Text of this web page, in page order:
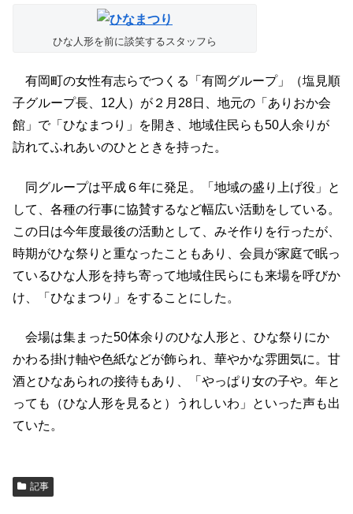
ひな人形を前に談笑するスタッフら
有岡町の女性有志らでつくる「有岡グループ」（塩見順
子グループ長、12人）が２月28日、地元の「ありおか会
館」で「ひなまつり」を開き、地域住民らも50人余りが
訪れてふれあいのひとときを持った。
同グループは平成６年に発足。「地域の盛り上げ役」と
して、各種の行事に協賛するなど幅広い活動をしている。
この日は今年度最後の活動として、みそ作りを行ったが、
時期がひな祭りと重なったこともあり、会員が家庭で眠っ
ているひな人形を持ち寄って地域住民らにも来場を呼びか
け、「ひなまつり」をすることにした。
会場は集まった50体余りのひな人形と、ひな祭りにか
かわる掛け軸や色紙などが飾られ、華やかな雰囲気に。甘
酒とひなあられの接待もあり、「やっぱり女の子や。年と
っても（ひな人形を見ると）うれしいわ」といった声も出
ていた。
記事